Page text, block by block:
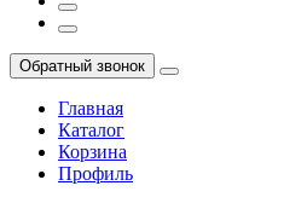
Обратный звонок
Главная
Каталог
Корзина
Профиль